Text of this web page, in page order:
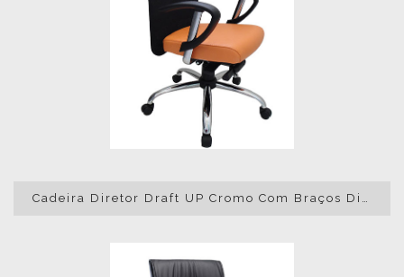
Cadeira Diretor Draft UP Cromo Com Braços Digitador